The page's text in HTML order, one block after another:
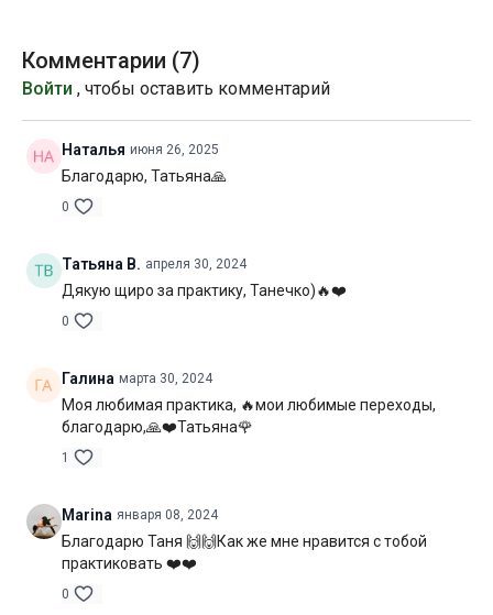
В целом, вас ждет довольно динамичная и плотная
последовательность. И, надеюсь, что очень приятная и
перезаряжающая шавасана!
Желаю вам продуктивной практики!
Уровень подготовки:
Цель:
Специфика: динамичная практика в стиле виньяса-флоу
Оборудование:не потребуется
Продолжительность:50 мин. (включая шавасану)
Комментарии (7)
Войти , чтобы оставить комментарий
Наталья июня 26, 2025
Благодарю, Татьяна🙏
0
Татьяна В. апреля 30, 2024
Дякую щиро за практику, Танечко)🔥❤️
0
Галина марта 30, 2024
Моя любимая практика, 🔥мои любимые переходы,
благодарю,🙏❤️Татьяна🌹
1
Marina января 08, 2024
Благодарю Таня 🙌🙌Как же мне нравится с тобой
практиковать ❤️❤️
0